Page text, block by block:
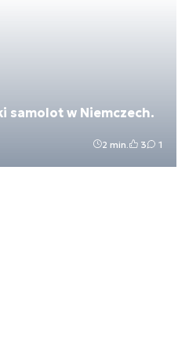
samolot w Niemczech.
2 min. 3 1